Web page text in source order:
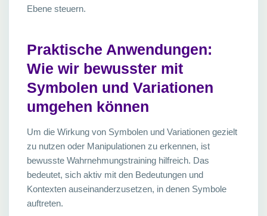
Ebene steuern.
Praktische Anwendungen:
Wie wir bewusster mit
Symbolen und Variationen
umgehen können
Um die Wirkung von Symbolen und Variationen gezielt
zu nutzen oder Manipulationen zu erkennen, ist
bewusste Wahrnehmungstraining hilfreich. Das
bedeutet, sich aktiv mit den Bedeutungen und
Kontexten auseinanderzusetzen, in denen Symbole
auftreten.